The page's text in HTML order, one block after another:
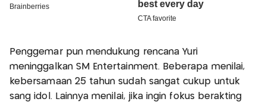
Penggemar pun mendukung rencana Yuri
meninggalkan SM Entertainment. Beberapa menilai,
kebersamaan 25 tahun sudah sangat cukup untuk
sang idol. Lainnya menilai, jika ingin fokus berakting